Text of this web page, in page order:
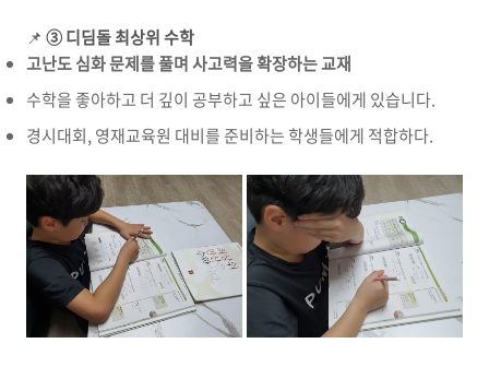
📌 ③ 디딤돌 최상위 수학
고난도 심화 문제를 풀며 사고력을 확장하는 교재
수학을 좋아하고 더 깊이 공부하고 싶은 아이들에게 있습니다.
경시대회, 영재교육원 대비를 준비하는 학생들에게 적합하다.